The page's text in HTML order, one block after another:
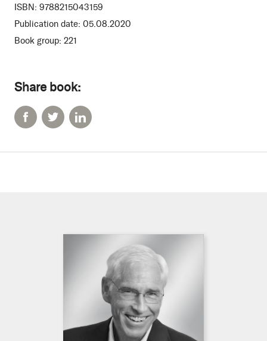
Share book:
ISBN: 9788215043159
Publication date: 05.08.2020
Book group: 221